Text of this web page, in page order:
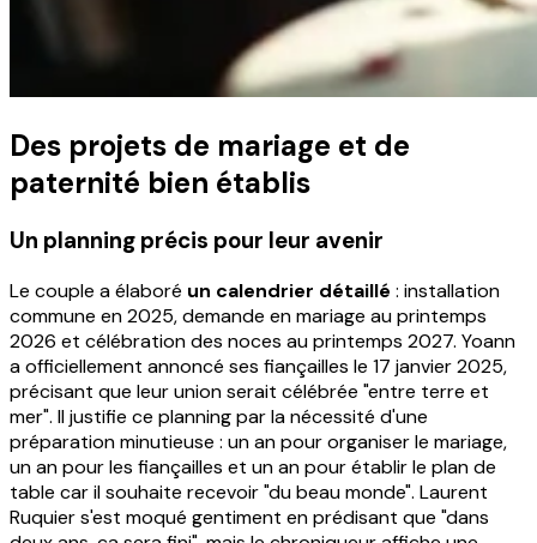
Des projets de mariage et de
paternité bien établis
Un planning précis pour leur avenir
Le couple a élaboré un calendrier détaillé : installation
commune en 2025, demande en mariage au printemps
2026 et célébration des noces au printemps 2027. Yoann
a officiellement annoncé ses fiançailles le 17 janvier 2025,
précisant que leur union serait célébrée "entre terre et
mer". Il justifie ce planning par la nécessité d'une
préparation minutieuse : un an pour organiser le mariage,
un an pour les fiançailles et un an pour établir le plan de
table car il souhaite recevoir "du beau monde". Laurent
Ruquier s'est moqué gentiment en prédisant que "dans